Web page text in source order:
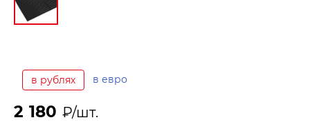
в рублях в евро
2 180 ₽/шт.